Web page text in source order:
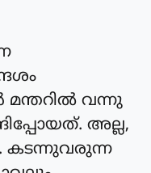
വന്നു
അല്ല,
കടന്നുവരുന്ന